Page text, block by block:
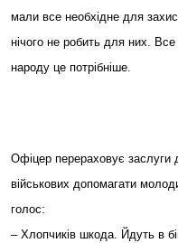
мали все необхідне для
нічого не робить для них.
народу це потрібніше.
Офіцер перераховує заслуги
військових допомагати
голос:
– Хлопчиків шкода. Йдуть в